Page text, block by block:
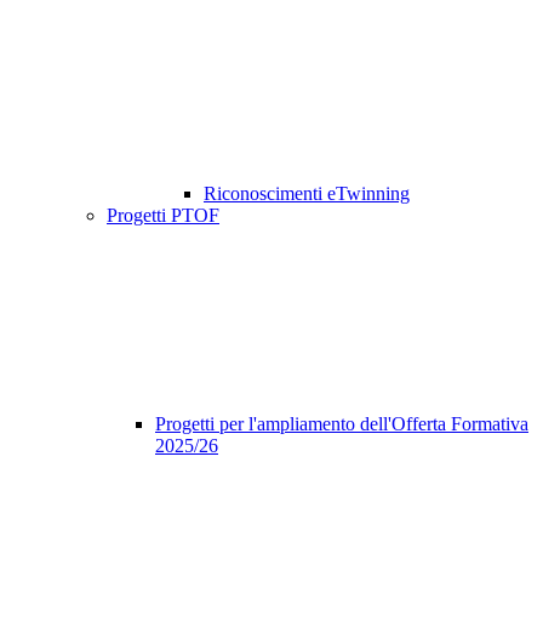
Riconoscimenti eTwinning
Progetti PTOF
Progetti per l'ampliamento dell'Offerta Formativa
2025/26